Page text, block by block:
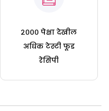
२००० पेक्षा देखील
अधिक टेस्टी फूड
रेसिपी